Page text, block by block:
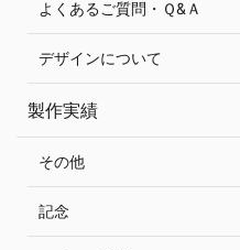
よくあるご質問・Ｑ&Ａ
デザインについて
製作実績
その他
記念